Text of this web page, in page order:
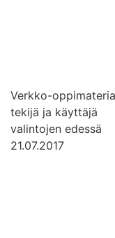
Verkko-
tekijä ja käyttäjä
valintojen edessä
21.07.2017